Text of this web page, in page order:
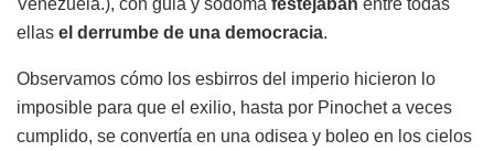
ellas el derrumbe de una democracia.
Observamos cómo los esbirros del imperio hicieron lo
imposible para que el exilio, hasta por Pinochet a veces
cumplido, se convertía en una odisea y boleo en los cielos